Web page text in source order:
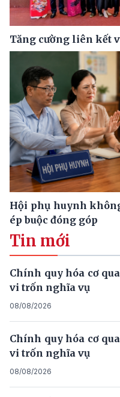
Tăng cường liên kết
Hội phụ huynh
ép buộc đóng góp
Tin mới
Chính quy hóa cơ
vi trốn nghĩa vụ
08/08/2026
Chính quy hóa cơ
vi trốn nghĩa vụ
08/08/2026